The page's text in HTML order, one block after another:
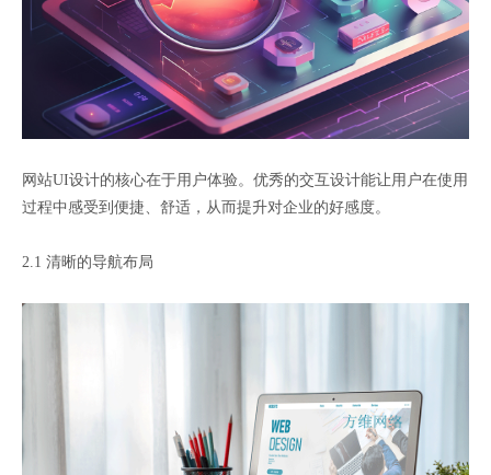
网站UI设计的核心在于用户体验。优秀的交互设计能让用户在使用
过程中感受到便捷、舒适，从而提升对企业的好感度。
2.1 清晰的导航布局